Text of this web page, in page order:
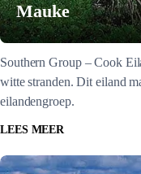
Mauke
Southern Group – Cook
witte stranden. Dit eiland
eilandengroep.
LEES MEER